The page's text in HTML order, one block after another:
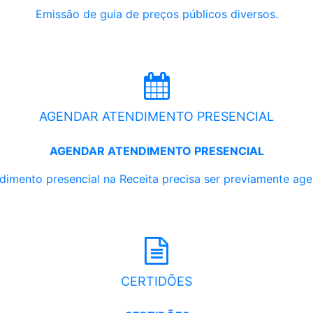
Emissão de guia de preços públicos diversos.
AGENDAR ATENDIMENTO PRESENCIAL
AGENDAR ATENDIMENTO PRESENCIAL
presencial na Receita precisa ser previamente
CERTIDÕES